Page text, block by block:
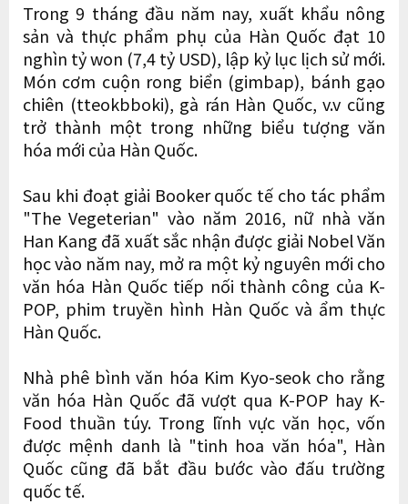
Trong 9 tháng đầu năm nay, xuất khẩu nông
sản và thực phẩm phụ của Hàn Quốc đạt 10
nghìn tỷ won (7,4 tỷ USD), lập kỷ lục lịch sử mới.
Món cơm cuộn rong biển (gimbap), bánh gạo
chiên (tteokbboki), gà rán Hàn Quốc, v.v cũng
trở thành một trong những biểu tượng văn
hóa mới của Hàn Quốc.
Sau khi đoạt giải Booker quốc tế cho tác phẩm
"The Vegeterian" vào năm 2016, nữ nhà văn
Han Kang đã xuất sắc nhận được giải Nobel Văn
học vào năm nay, mở ra một kỷ nguyên mới cho
văn hóa Hàn Quốc tiếp nối thành công của K-
POP, phim truyền hình Hàn Quốc và ẩm thực
Hàn Quốc.
Nhà phê bình văn hóa Kim Kyo-seok cho rằng
văn hóa Hàn Quốc đã vượt qua K-POP hay K-
Food thuần túy. Trong lĩnh vực văn học, vốn
được mệnh danh là "tinh hoa văn hóa", Hàn
Quốc cũng đã bắt đầu bước vào đấu trường
quốc tế.